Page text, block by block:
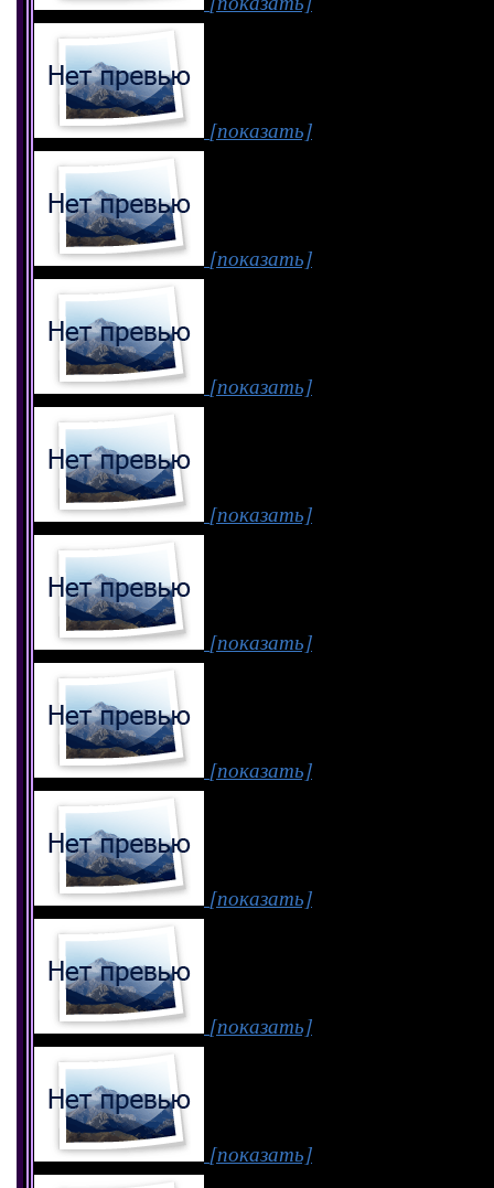
[показать]
[показать]
[показать]
[показать]
[показать]
[показать]
[показать]
[показать]
[показать]